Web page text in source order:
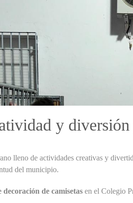
y
lleno de actividades creativas y
del municipio.
decoración de camisetas en el Colegio